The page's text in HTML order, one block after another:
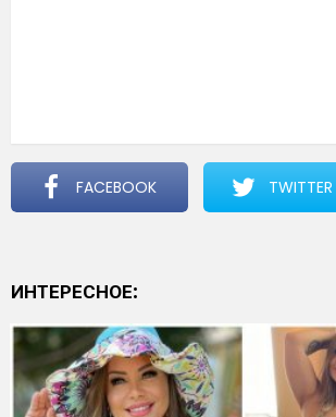
FACEBOOK TWITTER
ИНТЕРЕСНОЕ: